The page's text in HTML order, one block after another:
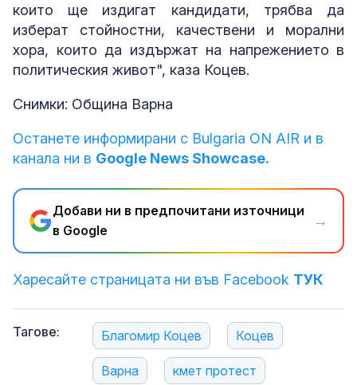
които ще издигат кандидати, трябва да
изберат стойностни, качествени и морални
хора, които да издържат на напрежението в
политическия живот", каза Коцев.
Снимки: Община Варна
Останете информирани с Bulgaria ON AIR и в
канала ни в Google News Showcase.
Добави ни в предпочитани източници
в Google
→
Харесайте страницата ни във Facebook ТУК
Тагове: Благомир Коцев Коцев
Варна кмет протест